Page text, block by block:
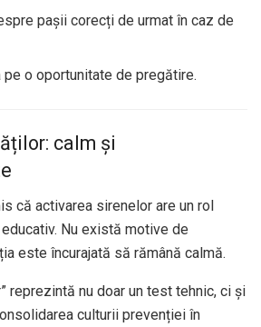
pașii corecți de urmat în caz de
o oportunitate de pregătire.
calm și
că activarea sirenelor are un rol
Nu există motive de
este încurajată să rămână calmă.
reprezintă nu doar un test tehnic, ci și
culturii prevenției în